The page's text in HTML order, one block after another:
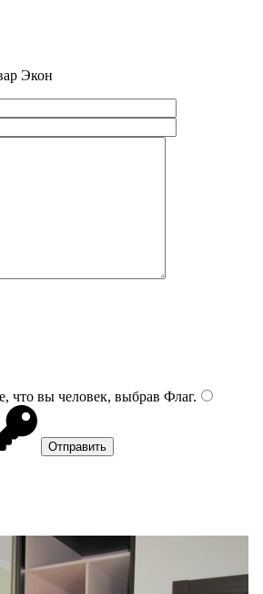
Экон
что вы человек, выбрав Флаг.